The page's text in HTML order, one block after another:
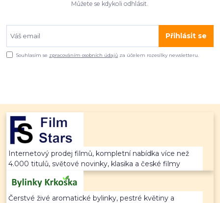
Můžete se kdykoli odhlásit.
Přihlásit se
Souhlasím se zpracováním osobních údajů za účelem rozesílky newsletteru.
Internetový prodej filmů, kompletní nabídka více než
4.000 titulů, světové novinky, klasika a české filmy
Čerstvé živé aromatické bylinky, pestré květiny a